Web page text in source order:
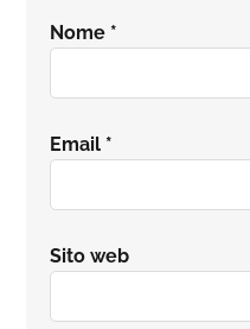
Nome *
Email *
Sito web